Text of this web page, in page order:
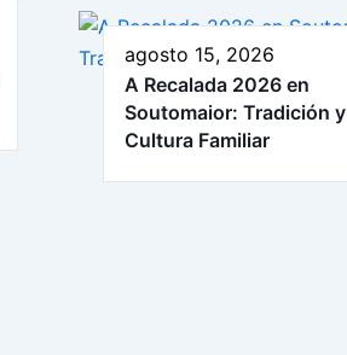
agosto 15, 2026
A Recalada 2026 en
Soutomaior: Tradición y
Cultura Familiar